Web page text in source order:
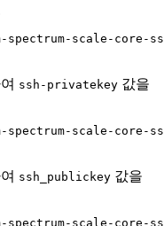
scale-core-
ssh-privatekey 값을
scale-core-
ssh_publickey 값을
scale-core-